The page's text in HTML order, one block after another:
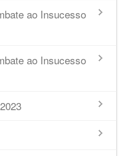
ao Insucesso
ao Insucesso